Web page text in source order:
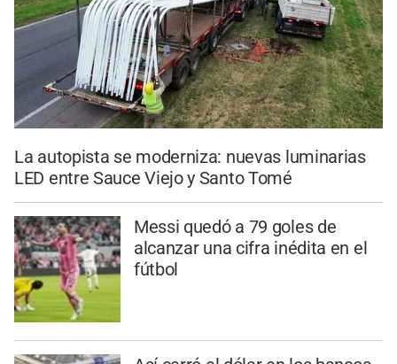
La autopista se moderniza: nuevas luminarias
LED entre Sauce Viejo y Santo Tomé
Messi quedó a 79 goles de
alcanzar una cifra inédita en el
fútbol